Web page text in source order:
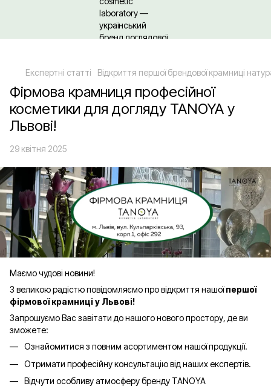
Експертні статті Відкриття першої брендової крамниці
Фірмова крамниця професійної
косметики для догляду TANOYA у
Львові!
29 квітня 2025
Маємо чудові новини!
З великою радістю повідомляємо про відкриття нашоїпершої
фірмової крамниці у Львові!
Запрошуємо Вас завітати до нашого нового простору, де ви
зможете:
Ознайомитися з повним асортиментом нашої продукції.
Отримати професійну консультацію від наших експертів.
Відчути особливу атмосферу бренду TANOYA